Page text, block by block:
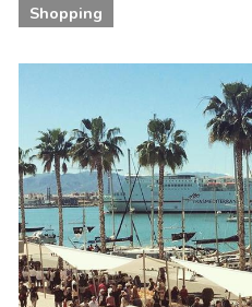
Shopping